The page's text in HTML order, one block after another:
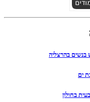
בנשים בהרצליה
ים
בחולון